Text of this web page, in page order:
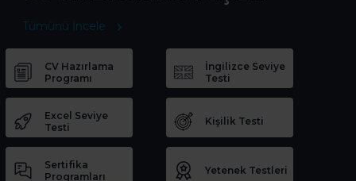
Tümünü İncele
CV Hazırlama
Programı
İngilizce Seviye
Testi
Excel Seviye
Testi
Kişilik Testi
Sertifika
Programları
Yetenek Testleri